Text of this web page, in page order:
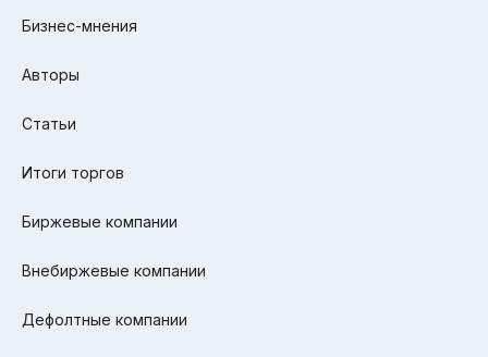
Бизнес-мнения
Авторы
Статьи
Итоги торгов
Биржевые компании
Внебиржевые компании
Дефолтные компании